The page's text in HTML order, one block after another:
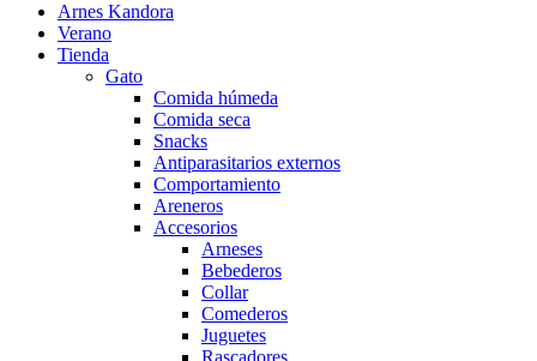
Arnes Kandora
Verano
Tienda
Gato
Comida húmeda
Comida seca
Snacks
Antiparasitarios externos
Comportamiento
Areneros
Accesorios
Arneses
Bebederos
Collar
Comederos
Juguetes
Rascadores